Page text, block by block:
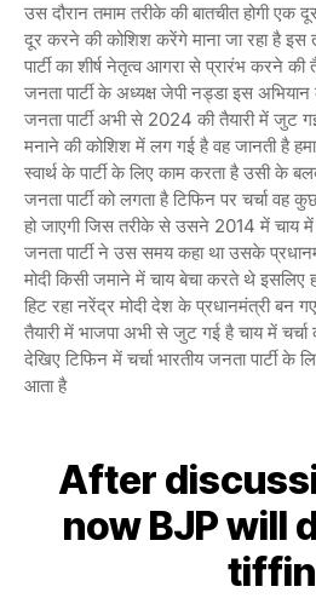
उस दौरान तमाम तरीके की बातचीत होगी एक
दूर करने की कोशिश करेंगे माना जा रहा है इस
पार्टी का शीर्ष नेतृत्व आगरा से प्रारंभ करने
जनता पार्टी के अध्यक्ष जेपी नड्डा इस
जनता पार्टी अभी से 2024 की तैयारी में जुट
मनाने की कोशिश में लग गई है वह जानती है
स्वार्थ के पार्टी के लिए काम करता है उसी के
जनता पार्टी को लगता है टिफिन पर चर्चा वह
हो जाएगी जिस तरीके से उसने 2014 में चाय में
जनता पार्टी ने उस समय कहा था उसके
मोदी किसी जमाने में चाय बेचा करते थे इसलिए
हिट रहा नरेंद्र मोदी देश के प्रधानमंत्री बन
तैयारी में भाजपा अभी से जुट गई है चाय में चर्चा
देखिए टिफिन में चर्चा भारतीय जनता पार्टी
आता है
After
now BJP will
tiffin